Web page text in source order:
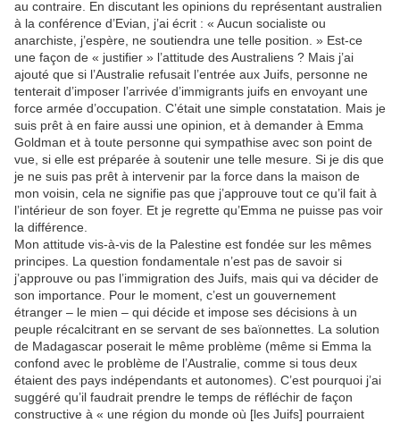
au contraire. En discutant les opinions du représentant australien
à la conférence d’Evian, j’ai écrit : « Aucun socialiste ou
anarchiste, j’espère, ne soutiendra une telle position. » Est-ce
une façon de « justifier » l’attitude des Australiens ? Mais j’ai
ajouté que si l’Australie refusait l’entrée aux Juifs, personne ne
tenterait d’imposer l’arrivée d’immigrants juifs en envoyant une
force armée d’occupation. C’était une simple constatation. Mais je
suis prêt à en faire aussi une opinion, et à demander à Emma
Goldman et à toute personne qui sympathise avec son point de
vue, si elle est préparée à soutenir une telle mesure. Si je dis que
je ne suis pas prêt à intervenir par la force dans la maison de
mon voisin, cela ne signifie pas que j’approuve tout ce qu’il fait à
l’intérieur de son foyer. Et je regrette qu’Emma ne puisse pas voir
la différence.
Mon attitude vis-à-vis de la Palestine est fondée sur les mêmes
principes. La question fondamentale n’est pas de savoir si
j’approuve ou pas l’immigration des Juifs, mais qui va décider de
son importance. Pour le moment, c’est un gouvernement
étranger – le mien – qui décide et impose ses décisions à un
peuple récalcitrant en se servant de ses baïonnettes. La solution
de Madagascar poserait le même problème (même si Emma la
confond avec le problème de l’Australie, comme si tous deux
étaient des pays indépendants et autonomes). C’est pourquoi j’ai
suggéré qu’il faudrait prendre le temps de réfléchir de façon
constructive à « une région du monde où [les Juifs] pourraient